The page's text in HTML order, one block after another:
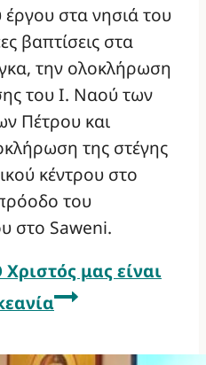
έργου στα νησιά του
βαπτίσεις στα
την ολοκλήρωση
του Ι. Ναού των
Πέτρου και
της στέγης
κέντρου στο
του
στο Saweni.
Χριστός μας είναι